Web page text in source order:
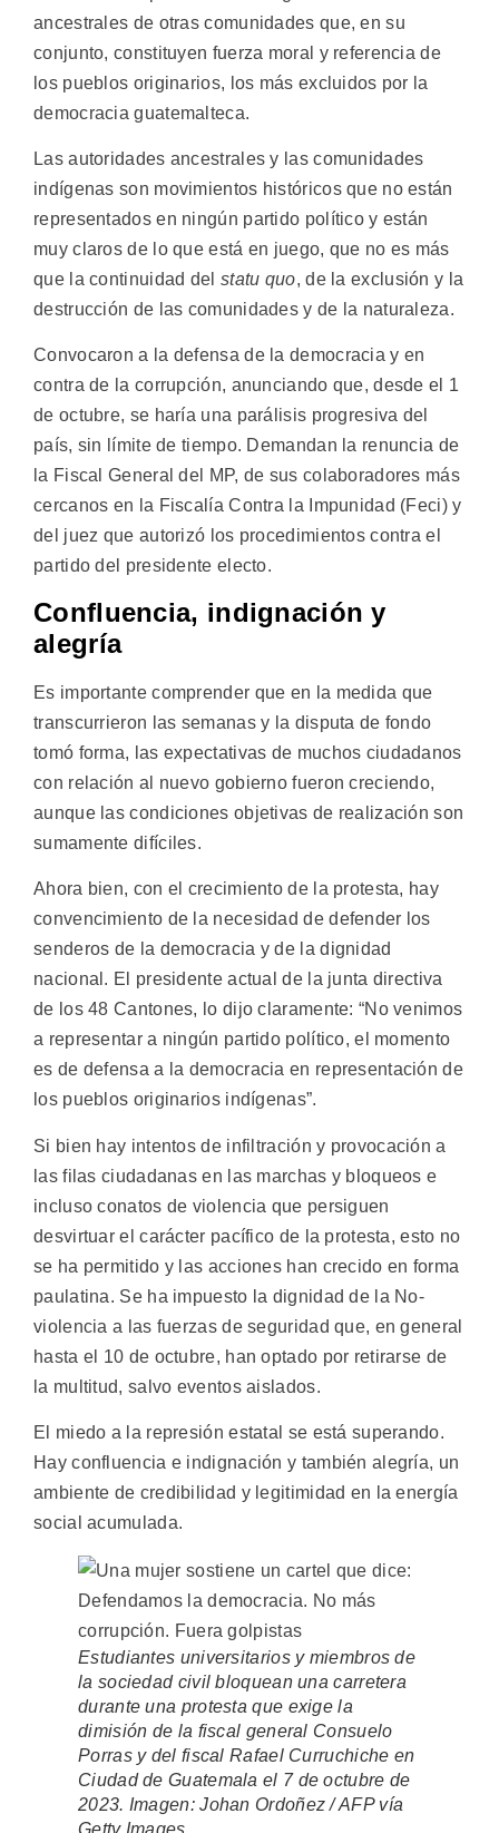
ancestrales de otras comunidades que, en su
conjunto, constituyen fuerza moral y referencia de
los pueblos originarios, los más excluidos por la
democracia guatemalteca.
Las autoridades ancestrales y las comunidades
indígenas son movimientos históricos que no están
representados en ningún partido político y están
muy claros de lo que está en juego, que no es más
que la continuidad del statu quo, de la exclusión y la
destrucción de las comunidades y de la naturaleza.
Convocaron a la defensa de la democracia y en
contra de la corrupción, anunciando que, desde el 1
de octubre, se haría una parálisis progresiva del
país, sin límite de tiempo. Demandan la renuncia de
la Fiscal General del MP, de sus colaboradores más
cercanos en la Fiscalía Contra la Impunidad (Feci) y
del juez que autorizó los procedimientos contra el
partido del presidente electo.
Confluencia, indignación y
alegría
Es importante comprender que en la medida que
transcurrieron las semanas y la disputa de fondo
tomó forma, las expectativas de muchos ciudadanos
con relación al nuevo gobierno fueron creciendo,
aunque las condiciones objetivas de realización son
sumamente difíciles.
Ahora bien, con el crecimiento de la protesta, hay
convencimiento de la necesidad de defender los
senderos de la democracia y de la dignidad
nacional. El presidente actual de la junta directiva
de los 48 Cantones, lo dijo claramente: “No venimos
a representar a ningún partido político, el momento
es de defensa a la democracia en representación de
los pueblos originarios indígenas”.
Si bien hay intentos de infiltración y provocación a
las filas ciudadanas en las marchas y bloqueos e
incluso conatos de violencia que persiguen
desvirtuar el carácter pacífico de la protesta, esto no
se ha permitido y las acciones han crecido en forma
paulatina. Se ha impuesto la dignidad de la No-
violencia a las fuerzas de seguridad que, en general
hasta el 10 de octubre, han optado por retirarse de
la multitud, salvo eventos aislados.
El miedo a la represión estatal se está superando.
Hay confluencia e indignación y también alegría, un
ambiente de credibilidad y legitimidad en la energía
social acumulada.
Estudiantes universitarios y miembros de
la sociedad civil bloquean una carretera
durante una protesta que exige la
dimisión de la fiscal general Consuelo
Porras y del fiscal Rafael Curruchiche en
Ciudad de Guatemala el 7 de octubre de
2023. Imagen: Johan Ordoñez / AFP vía
Getty Images